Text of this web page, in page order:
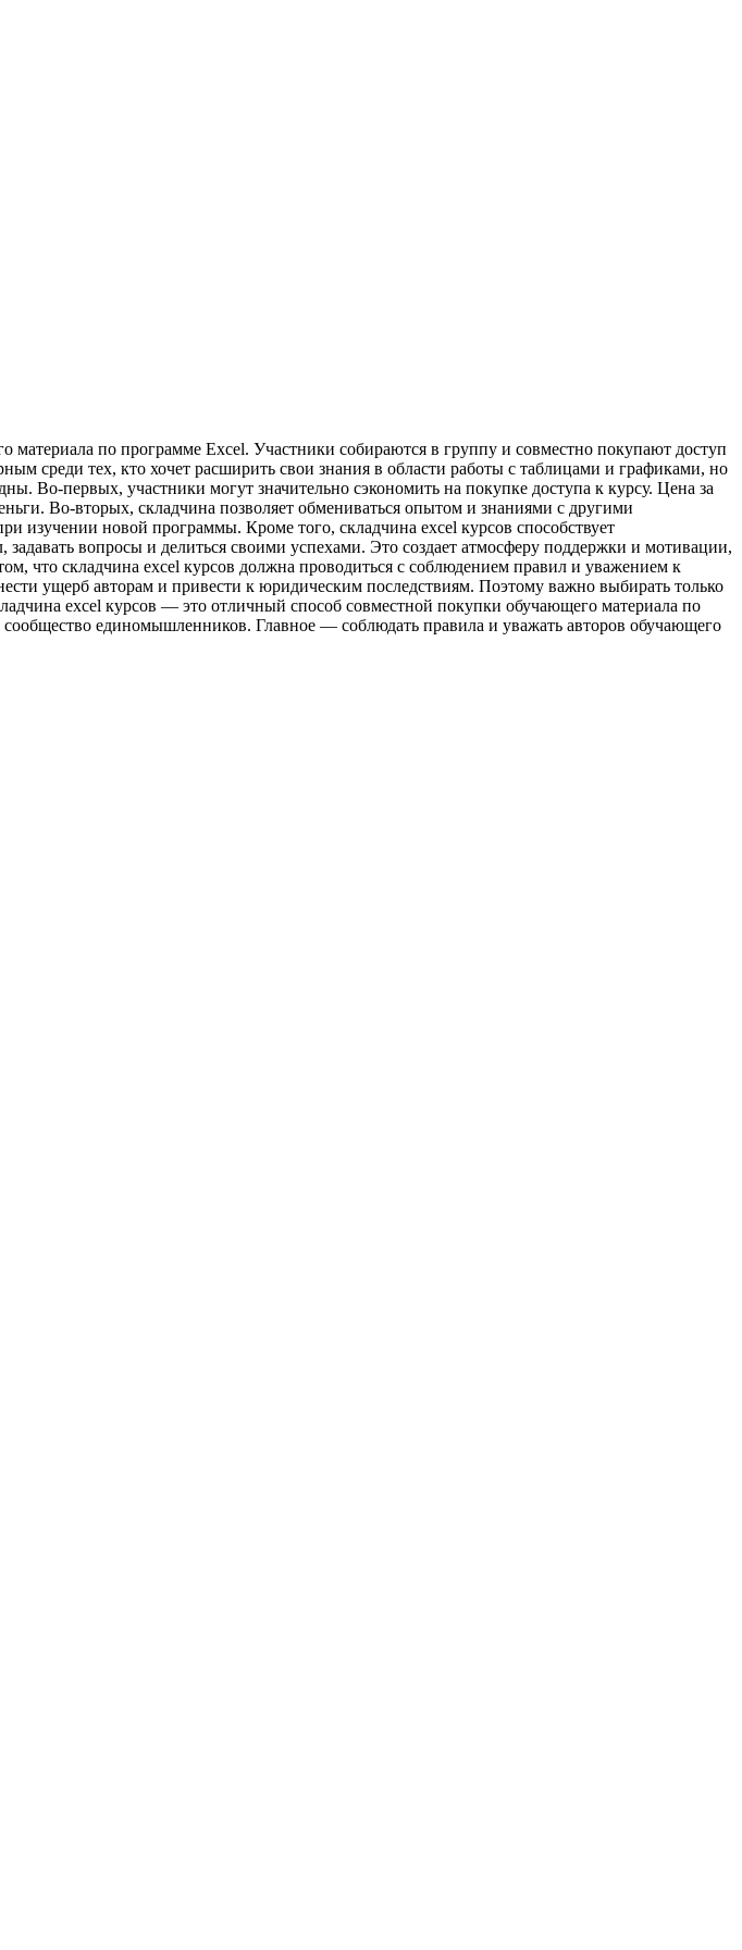
по программе Excel. Участники собираются в группу и совместно покупают доступ
среди тех, кто хочет расширить свои знания в области работы с таблицами и графиками, но
Во-первых, участники могут значительно сэкономить на покупке доступа к курсу. Цена за
Во-вторых, складчина позволяет обмениваться опытом и знаниями с другими
изучении новой программы. Кроме того, складчина excel курсов способствует
вопросы и делиться своими успехами. Это создает атмосферу поддержки и мотивации,
что складчина excel курсов должна проводиться с соблюдением правил и уважением к
ущерб авторам и привести к юридическим последствиям. Поэтому важно выбирать только
excel курсов — это отличный способ совместной покупки обучающего материала по
единомышленников. Главное — соблюдать правила и уважать авторов обучающего